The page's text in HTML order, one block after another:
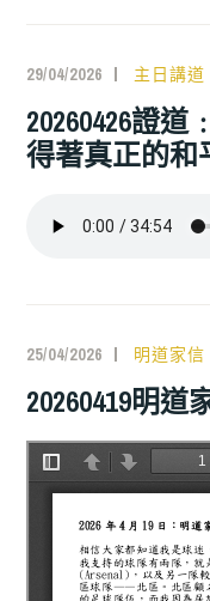
29/04/2026 主日講道
20260426證
得著真正的和
25/04/2026 明道家信
20260419明